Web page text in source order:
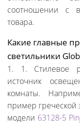
соотношении с
товара.
Какие главные
светильники
1. Стилевое
источник
комнаты.
пример греческой
модели 63128-5